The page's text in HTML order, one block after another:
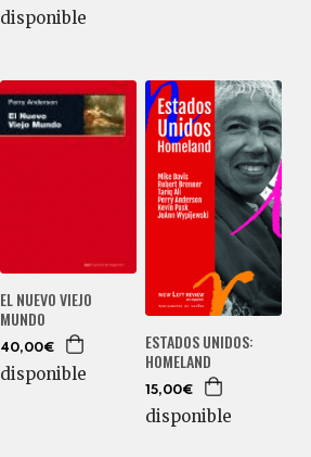
disponible
EL NUEVO VIEJO
MUNDO
40,00€
disponible
ESTADOS UNIDOS:
HOMELAND
15,00€
disponible